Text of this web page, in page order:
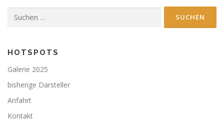
nach:
HOTSPOTS
Galerie 2025
bisherige Darsteller
Anfahrt
Kontakt